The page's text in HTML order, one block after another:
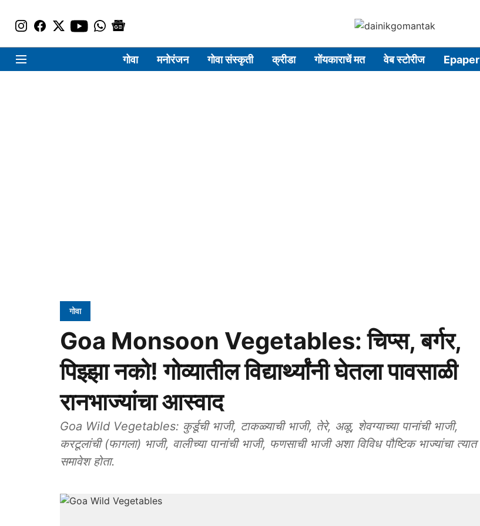
गोवा मनोरंजन गोवा संस्कृती क्रीडा गोंयकाराचें मत वेब स्टोरीज Epaper
गोवा
Goa Monsoon Vegetables: चिप्स, बर्गर,
पिझ्झा नको! गोव्यातील विद्यार्थ्यांनी घेतला पावसाळी
रानभाज्यांचा आस्वाद
Goa Wild Vegetables: कुर्डूची भाजी, टाकळ्याची भाजी, तेरे, अळू, शेवग्याच्या पानांची भाजी,
करटूलांची (फागला) भाजी, वालीच्या पानांची भाजी, फणसाची भाजी अशा विविध पौष्टिक भाज्यांचा त्यात
समावेश होता.